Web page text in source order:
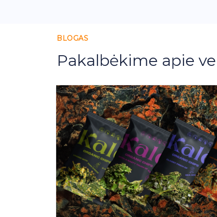
BLOGAS
Pakalbėkime apie